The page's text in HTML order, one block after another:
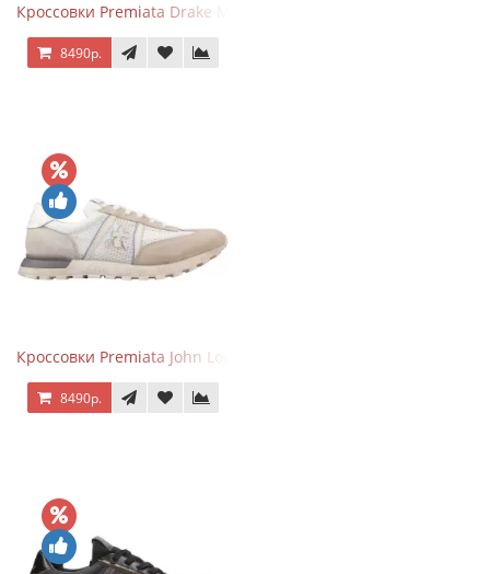
Кроссовки Premiata Drake Multi
8490р.
Кроссовки Premiata John Low Beige
8490р.